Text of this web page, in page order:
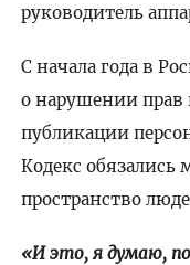
руководитель
С начала года в
о нарушении прав
публикации
Кодекс
пространство
«И это, я думаю,